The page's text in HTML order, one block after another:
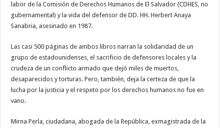
labor de la Comisión de Derechos Humanos de El Salvador (CDHES, no
gubernamental) y la vida del defensor de DD. HH. Herbert Anaya
Sanabria, asesinado en 1987.
Las casi 500 páginas de ambos libros narran la solidaridad de un
grupo de estadounidenses, el sacrificio de defensores locales y la
crudeza de un conflicto armado que dejó miles de muertos,
desaparecidos y torturas. Pero, también, deja la certeza de que la
lucha por la justicia y el respeto por los derechos humanos no fue en
vano.
Mirna Perla, ciudadana, abogada de la República, exmagistrada de la